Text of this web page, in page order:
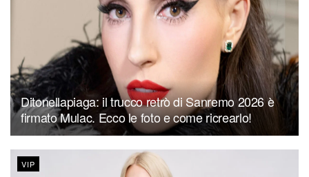
Ditonellapiaga: il trucco retrò di Sanremo 2026 è
firmato Mulac. Ecco le foto e come ricrearlo!
VIP